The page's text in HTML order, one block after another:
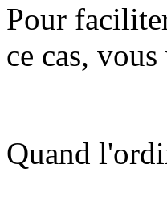
Pour
ce cas,
Quand